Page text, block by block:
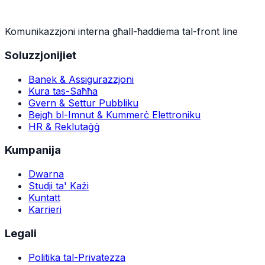
Komunikazzjoni interna għall-ħaddiema tal-front line
Soluzzjonijiet
Banek & Assigurazzjoni
Kura tas-Saħħa
Gvern & Settur Pubbliku
Bejgħ bl-Imnut & Kummerċ Elettroniku
HR & Reklutaġġ
Kumpanija
Dwarna
Studji ta' Każi
Kuntatt
Karrieri
Legali
Politika tal-Privatezza